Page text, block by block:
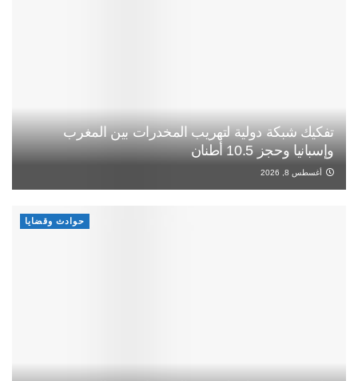
تفكيك شبكة دولية لتهريب المخدرات بين المغرب
وإسبانيا وحجز 10.5 أطنان
أغسطس 8, 2026
حوادث وقضايا